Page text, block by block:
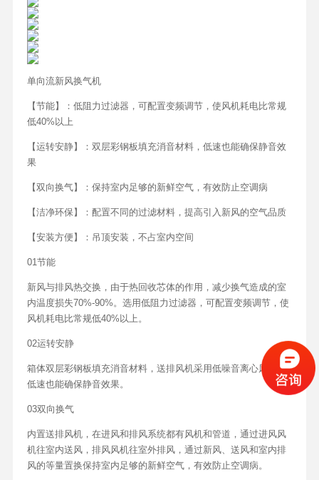
单向流新风换气机
【节能】：低阻力过滤器，可配置变频调节，使风机耗电比常规
低40%以上
【运转安静】：双层彩钢板填充消音材料，低速也能确保静音效
果
【双向换气】：保持室内足够的新鲜空气，有效防止空调病
【洁净环保】：配置不同的过滤材料，提高引入新风的空气品质
【安装方便】：吊顶安装，不占室内空间
01节能
新风与排风热交换，由于热回收芯体的作用，减少换气造成的室
内温度损失70%-90%。选用低阻力过滤器，可配置变频调节，使
风机耗电比常规低40%以上。
02运转安静
箱体双层彩钢板填充消音材料，送排风机采用低噪音离心风机，
低速也能确保静音效果。
03双向换气
内置送排风机，在进风和排风系统都有风机和管道，通过进风风
机往室内送风，排风风机往室外排风，通过新风、送风和室内排
风的等量置换保持室内足够的新鲜空气，有效防止空调病。